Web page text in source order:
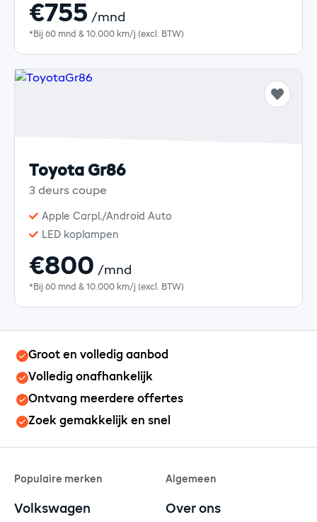
€755 /mnd
*Bij 60 mnd & 10.000 km/j (excl. BTW)
Toyota Gr86
3 deurs coupe
Apple Carpl./Android Auto
LED koplampen
€800 /mnd
*Bij 60 mnd & 10.000 km/j (excl. BTW)
Groot en volledig aanbod
Volledig onafhankelijk
Ontvang meerdere offertes
Zoek gemakkelijk en snel
Populaire merken
Volkswagen
Algemeen
Over ons